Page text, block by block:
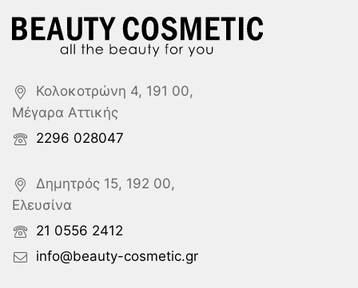
Κολοκοτρώνη 4, 191 00,
Μέγαρα Αττικής
2296 028047
Δημητρός 15, 192 00,
Ελευσίνα
21 0556 2412
info@beauty-cosmetic.gr